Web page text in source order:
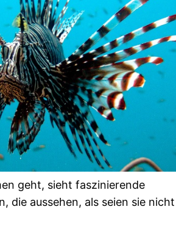
geht, sieht faszinierende
die aussehen, als seien sie